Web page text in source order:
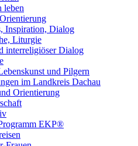
leben
Inspiration, Dialog
Liturgie
interreligiöser Dialog
und Pilgern
im Landkreis Dachau
Orientierung
EKP®